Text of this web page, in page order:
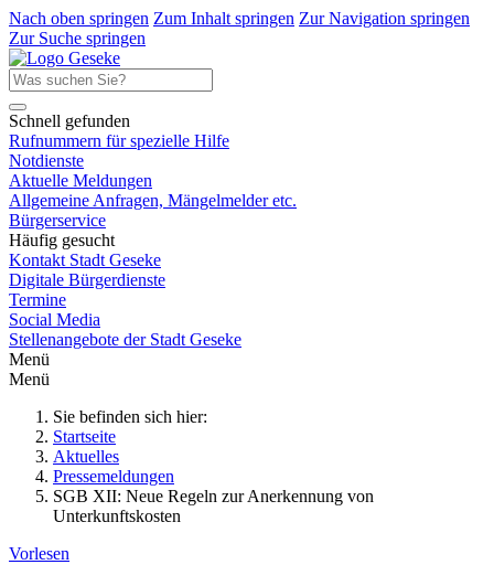
Nach oben springen Zum Inhalt springen Zur Navigation springen
Zur Suche springen
Schnell gefunden
Rufnummern für spezielle Hilfe
Notdienste
Aktuelle Meldungen
Allgemeine Anfragen, Mängelmelder etc.
Bürgerservice
Häufig gesucht
Kontakt Stadt Geseke
Digitale Bürgerdienste
Termine
Social Media
Stellenangebote der Stadt Geseke
Menü
Menü
Sie befinden sich hier:
Startseite
Aktuelles
Pressemeldungen
SGB XII: Neue Regeln zur Anerkennung von
Unterkunftskosten
Vorlesen